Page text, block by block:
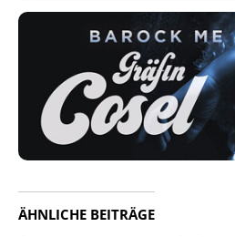
ÄHNLICHE BEITRÄGE